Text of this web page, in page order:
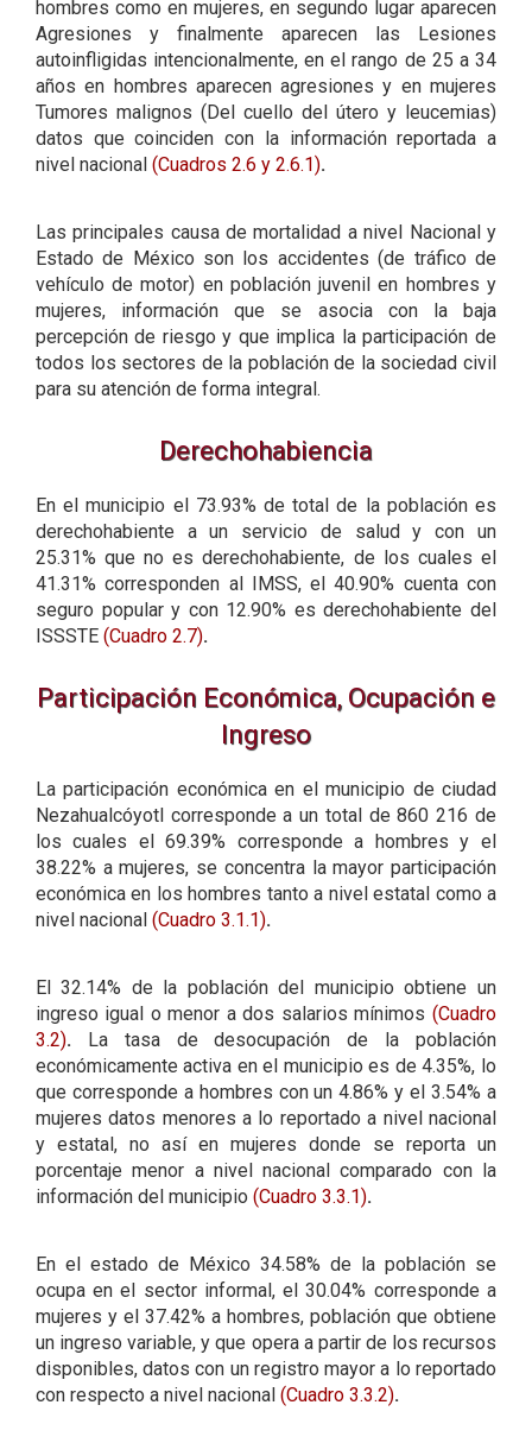
hombres como en mujeres, en segundo lugar aparecen
Agresiones y finalmente aparecen las Lesiones
autoinfligidas intencionalmente, en el rango de 25 a 34
años en hombres aparecen agresiones y en mujeres
Tumores malignos (Del cuello del útero y leucemias)
datos que coinciden con la información reportada a
nivel nacional (Cuadros 2.6 y 2.6.1).
Las principales causa de mortalidad a nivel Nacional y
Estado de México son los accidentes (de tráfico de
vehículo de motor) en población juvenil en hombres y
mujeres, información que se asocia con la baja
percepción de riesgo y que implica la participación de
todos los sectores de la población de la sociedad civil
para su atención de forma integral.
Derechohabiencia
En el municipio el 73.93% de total de la población es
derechohabiente a un servicio de salud y con un
25.31% que no es derechohabiente, de los cuales el
41.31% corresponden al IMSS, el 40.90% cuenta con
seguro popular y con 12.90% es derechohabiente del
ISSSTE (Cuadro 2.7).
Participación Económica, Ocupación e
Ingreso
La participación económica en el municipio de ciudad
Nezahualcóyotl corresponde a un total de 860 216 de
los cuales el 69.39% corresponde a hombres y el
38.22% a mujeres, se concentra la mayor participación
económica en los hombres tanto a nivel estatal como a
nivel nacional (Cuadro 3.1.1).
El 32.14% de la población del municipio obtiene un
ingreso igual o menor a dos salarios mínimos (Cuadro
3.2). La tasa de desocupación de la población
económicamente activa en el municipio es de 4.35%, lo
que corresponde a hombres con un 4.86% y el 3.54% a
mujeres datos menores a lo reportado a nivel nacional
y estatal, no así en mujeres donde se reporta un
porcentaje menor a nivel nacional comparado con la
información del municipio (Cuadro 3.3.1).
En el estado de México 34.58% de la población se
ocupa en el sector informal, el 30.04% corresponde a
mujeres y el 37.42% a hombres, población que obtiene
un ingreso variable, y que opera a partir de los recursos
disponibles, datos con un registro mayor a lo reportado
con respecto a nivel nacional (Cuadro 3.3.2).